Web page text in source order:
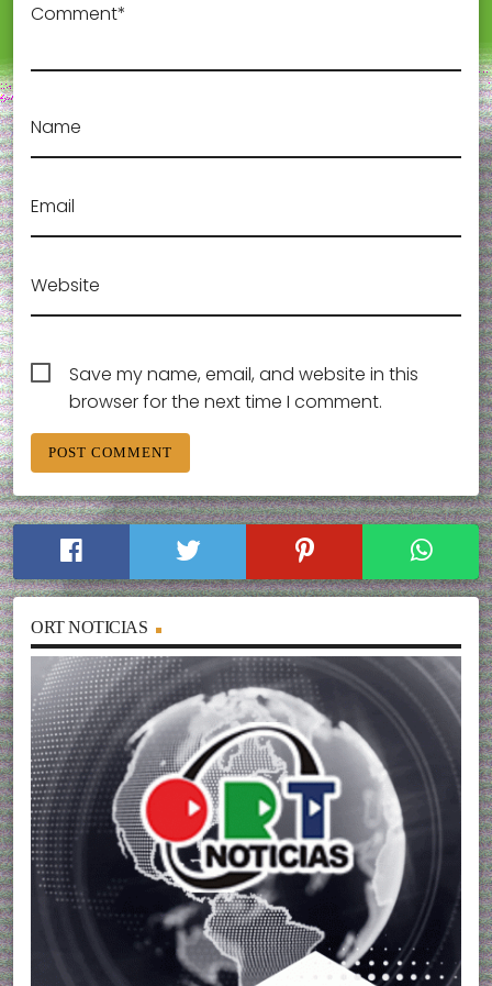
Comment*
Name
Email
Website
Save my name, email, and website in this
browser for the next time I comment.
ORT NOTICIAS